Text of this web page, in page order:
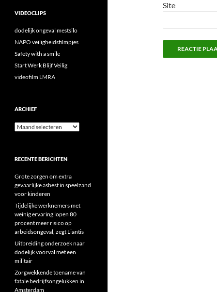
Site
VIDEOCLIPS
dodelijk ongeval mestsilo
NAPO veiligheidsfilmpjes
Safety with a smile
Start Werk Blijf Veilig
videofilm LMRA
ARCHIEF
Archief
RECENTE BERICHTEN
Grote zorgen om extra
gevaarlijke asbest in speelzand
voor kinderen
Tijdelijke werknemers met
weinig ervaring lopen 80
procent meer risico op
arbeidsongeval, zegt Liantis
Uitbreiding onderzoek naar
dodelijk voorval met een
militair
Zorgwekkende toename van
fatale bedrijfsongelukken in
Amsterdam